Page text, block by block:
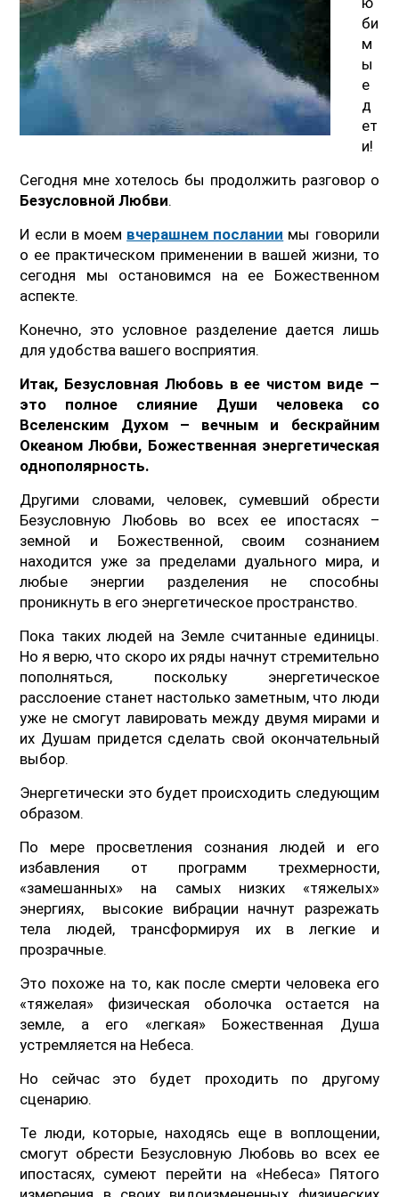
би
м
ы
е
д
ет
и!
Сегодня мне хотелось бы продолжить разговор о
Безусловной Любви.
И если в моем вчерашнем послании мы говорили
о ее практическом применении в вашей жизни, то
сегодня мы остановимся на ее Божественном
аспекте.
Конечно, это условное разделение дается лишь
для удобства вашего восприятия.
Итак, Безусловная Любовь в ее чистом виде –
это полное слияние Души человека со
Вселенским Духом – вечным и бескрайним
Океаном Любви, Божественная энергетическая
однополярность.
Другими словами, человек, сумевший обрести
Безусловную Любовь во всех ее ипостасях –
земной и Божественной, своим сознанием
находится уже за пределами дуального мира, и
любые энергии разделения не способны
проникнуть в его энергетическое пространство.
Пока таких людей на Земле считанные единицы.
Но я верю, что скоро их ряды начнут стремительно
пополняться, поскольку энергетическое
расслоение станет настолько заметным, что люди
уже не смогут лавировать между двумя мирами и
их Душам придется сделать свой окончательный
выбор.
Энергетически это будет происходить следующим
образом.
По мере просветления сознания людей и его
избавления от программ трехмерности,
«замешанных» на самых низких «тяжелых»
энергиях, высокие вибрации начнут разрежать
тела людей, трансформируя их в легкие и
прозрачные.
Это похоже на то, как после смерти человека его
«тяжелая» физическая оболочка остается на
земле, а его «легкая» Божественная Душа
устремляется на Небеса.
Но сейчас это будет проходить по другому
сценарию.
Те люди, которые, находясь еще в воплощении,
смогут обрести Безусловную Любовь во всех ее
ипостасях, сумеют перейти на «Небеса» Пятого